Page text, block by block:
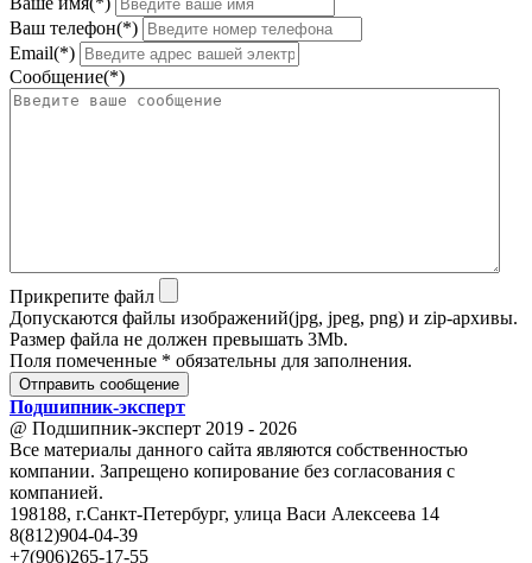
Ваш телефон(*)
Email(*)
Сообщение(*)
Прикрепите файл
Допускаются файлы изображений(jpg, jpeg, png) и zip-архивы.
Размер файла не должен превышать 3Mb.
Поля помеченные * обязательны для заполнения.
Отправить сообщение
Подшипник-эксперт
@ Подшипник-эксперт 2019 - 2026
Все материалы данного сайта являются собственностью
компании. Запрещено копирование без согласования с
компанией.
198188, г.Санкт-Петербург, улица Васи Алексеева 14
8(812)904-04-39
+7(906)265-17-55